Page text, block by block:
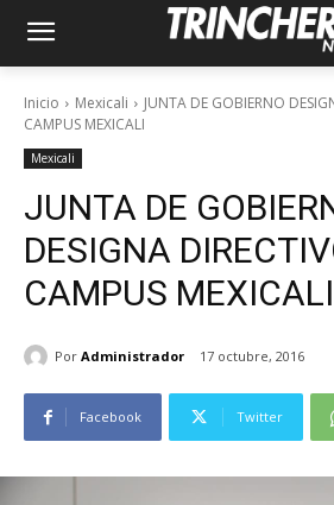
Inicio Mexicali
JUNTA DE GOBIERNO
CAMPUS MEXICALI
Mexicali
JUNTA DE
DESIGNA
CAMPUS MEXICALI
Por Administrador 17 octubre, 2016
Facebook Twitter